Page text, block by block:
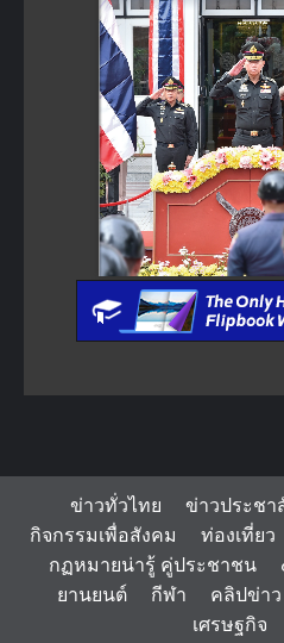
ข่าวทั่วไทย ข่าวประชา
กิจกรรมเพื่อสังคม
ท่องเที่ยว
กฏหมายน่ารู้ คู่ประชาชน
ยานยนต์
กีฬา คลิปข่าว
เศรษฐกิจ